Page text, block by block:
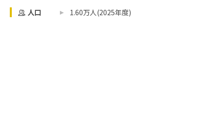
人口 1.60万人(2025年度)